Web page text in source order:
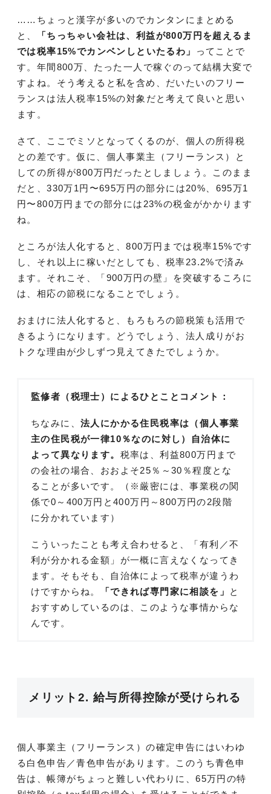
……ちょっと漢字が多いのでカンタンにまとめる
と、
「ちっちゃい会社は、利益が800万円を超えるま
では税率15%でカンベンしといたるわ」
ってことで
す。年間800万、たった一人で稼ぐのって結構大変で
すよね。そう考えると私を含め、だいたいのフリー
ランスは法人税率15%の対象だと考えて良いと思い
ます。
さて、ここでミソとなってくるのが、個人の所得税
との差です。仮に、個人事業主（フリーランス）と
しての所得が800万円だったとしましょう。このまま
だと、330万1円〜695万円の部分には20%、695万1
円〜800万円までの部分には23%の税金がかかります
ね。
ところが法人化すると、800万円までは税率15%です
し、それ以上に稼いだとしても、税率23.2%で済み
ます。それこそ、「900万円の壁」を突破するころに
は、相応の節税になることでしょう。
おまけに法人化すると、もろもろの節税策も活用で
きるようになります。どうでしょう、法人成りがお
トクな理由が少しずつ見えてきたでしょうか。
監修者（税理士）によるひとことコメント：
ちなみに、 法人にかかる住民税率は（個人事業
主の住民税が一律10％なのに対し）自治体に
よって異なります。 税率は、利益800万円まで
の会社の場合、おおよそ25％～30％程度とな
ることが多いです。（※厳密には、事業税の関
係で0～400万円と400万円～800万円の2段階
に分かれています）
こういったことも考え合わせると、「有利／不
利が分かれる金額」が一概に言えなくなってき
ます。そもそも、自治体によって税率が違うわ
けですからね。
「できれば専門家に相談を」
と
おすすめしているのは、このような事情からな
んです。
メリット2. 給与所得控除が受けられる
個人事業主（フリーランス）の確定申告にはいわゆ
る白色申告／青色申告があります。このうち青色申
告は、帳簿がちょっと難しい代わりに、65万円の特